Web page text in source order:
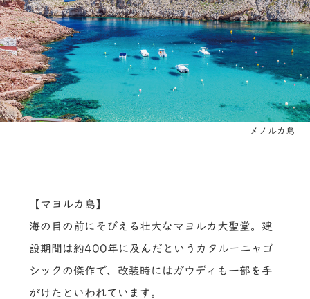
メノルカ島
【マヨルカ島】
海の目の前にそびえる壮大なマヨルカ大聖堂。建
設期間は約400年に及んだというカタルーニャゴ
シックの傑作で、改装時にはガウディも一部を手
がけたといわれています。